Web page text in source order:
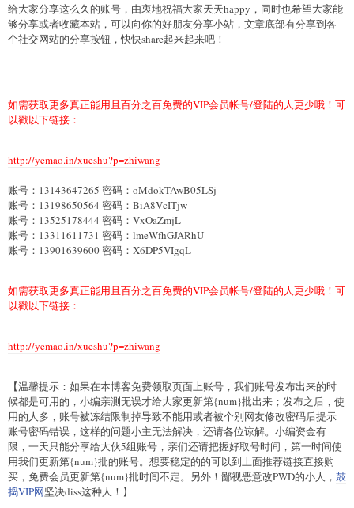
给大家分享这么久的账号，由衷地祝福大家天天happy，同时也希望大家能
够分享或者收藏本站，可以向你的好朋友分享小站，文章底部有分享到各
个社交网站的分享按钮，快快share起来起来吧！
如需获取更多真正能用且百分之百免费的VIP会员帐号/登陆的人更少哦！可
以戳以下链接：
http://yemao.in/xueshu?p=zhiwang
账号：13143647265 密码：oMdokTAwB05LSj
账号：13198650564 密码：BiA8VcITjw
账号：13525178444 密码：VxOaZmjL
账号：13311611731 密码：lmeWfhGJARhU
账号：13901639600 密码：X6DP5VIgqL
如需获取更多真正能用且百分之百免费的VIP会员帐号/登陆的人更少哦！可
以戳以下链接：
http://yemao.in/xueshu?p=zhiwang
【温馨提示：如果在本博客免费领取页面上账号，我们账号发布出来的时
候都是可用的，小编亲测无误才给大家更新第{num}批出来；发布之后，使
用的人多，账号被冻结限制掉导致不能用或者被个别网友修改密码后提示
账号密码错误，这样的问题小主无法解决，还请各位谅解。小编资金有
限，一天只能分享给大伙5组账号，亲们还请把握好取号时间，第一时间使
用我们更新第{num}批的账号。想要稳定的的可以到上面推荐链接直接购
买，免费会员更新第{num}批时间不定。另外！鄙视恶意改PWD的小人， 鼓
捣VIP网坚决diss这种人！】